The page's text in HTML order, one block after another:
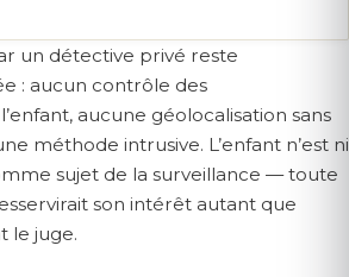
un détective privé reste
: aucun contrôle des
aucune géolocalisation sans
méthode intrusive. L’enfant n’est ni
sujet de la surveillance — toute
son intérêt autant que
le juge.